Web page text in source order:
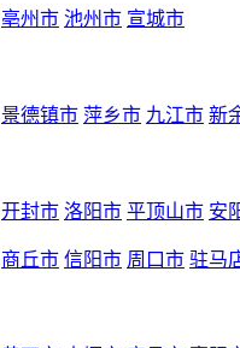
亳州市 池州市 宣城市
景德镇市 萍乡市 九江市 新
开封市 洛阳市 平顶山市 安
商丘市 信阳市 周口市 驻马